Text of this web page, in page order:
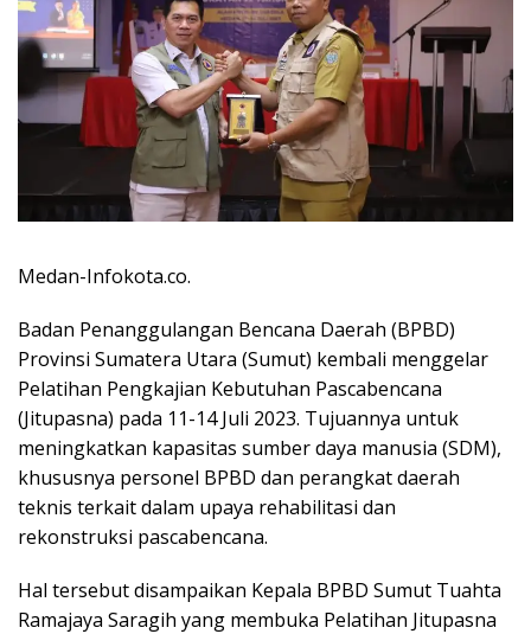
Medan-Infokota.co.
Badan Penanggulangan Bencana Daerah (BPBD)
Provinsi Sumatera Utara (Sumut) kembali menggelar
Pelatihan Pengkajian Kebutuhan Pascabencana
(Jitupasna) pada 11-14 Juli 2023. Tujuannya untuk
meningkatkan kapasitas sumber daya manusia (SDM),
khususnya personel BPBD dan perangkat daerah
teknis terkait dalam upaya rehabilitasi dan
rekonstruksi pascabencana.
Hal tersebut disampaikan Kepala BPBD Sumut Tuahta
Ramajaya Saragih yang membuka Pelatihan Jitupasna